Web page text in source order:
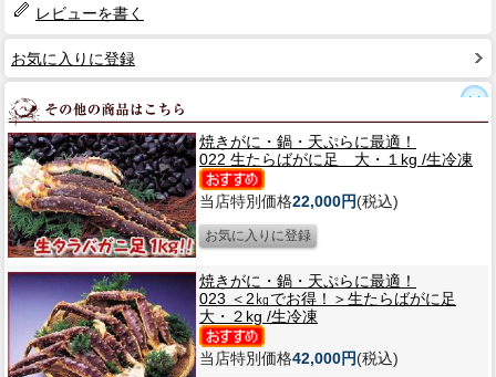
レビューを書く
お気に入りに登録
焼きがに・鍋・天ぷらに最適！
022 生たらばがに足 大・１kg /生冷凍
当店特別価格22,000円(税込)
焼きがに・鍋・天ぷらに最適！
023 ＜2㎏でお得！＞生たらばがに足
大・２kg /生冷凍
当店特別価格42,000円(税込)